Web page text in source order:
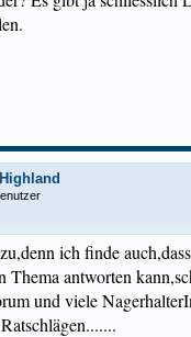
ich finde
Thema antworten
und viele